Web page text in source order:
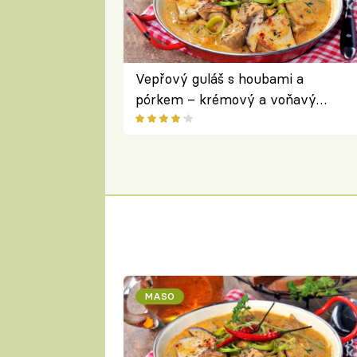
Vepřový guláš s houbami a
pórkem – krémový a voňavý
pokrm z jednoho hrnce
MASO